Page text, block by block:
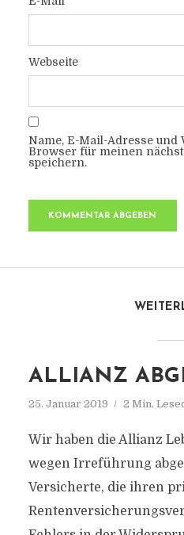
Webseite
Name, E-Mail-Adresse und
Browser für meinen
speichern.
ALLIANZ
25. Januar 2019 2 Min.
Wir haben die Allianz
wegen Irreführung
Versicherte, die ihren